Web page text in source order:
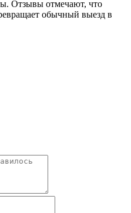
Отзывы отмечают, что
обычный выезд в